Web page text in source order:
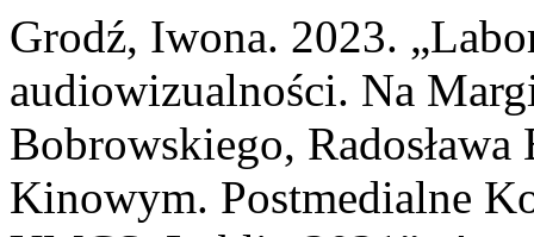
Grodź, Iwona. 2023.
audiowizualności. Na
Bobrowskiego,
Kinowym. Postmedialne